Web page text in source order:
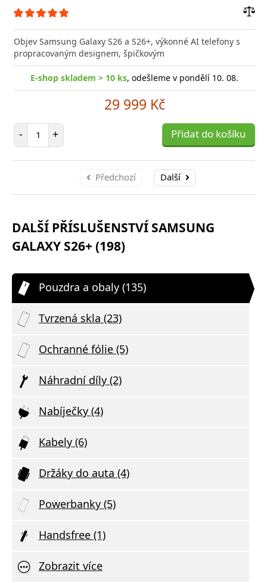
Objev Samsung Galaxy S26 a S26+, výkonné AI telefony s
propracovaným designem, špičkovým
E-shop skladem > 10 ks, odešleme v pondělí 10. 08.
29 999 Kč
- Počet položek
+ Přidat do košíku
Předchozí Další
DALŠÍ PŘÍSLUŠENSTVÍ SAMSUNG
GALAXY S26+ (198)
Pouzdra a obaly (135)
Tvrzená skla (23)
Ochranné fólie (5)
Náhradní díly (2)
Nabíječky (4)
Kabely (6)
Držáky do auta (4)
Powerbanky (5)
Handsfree (1)
Zobrazit více